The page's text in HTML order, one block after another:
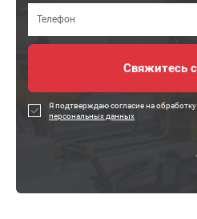
Я подтверждаю согласие на обработку
персональных данных